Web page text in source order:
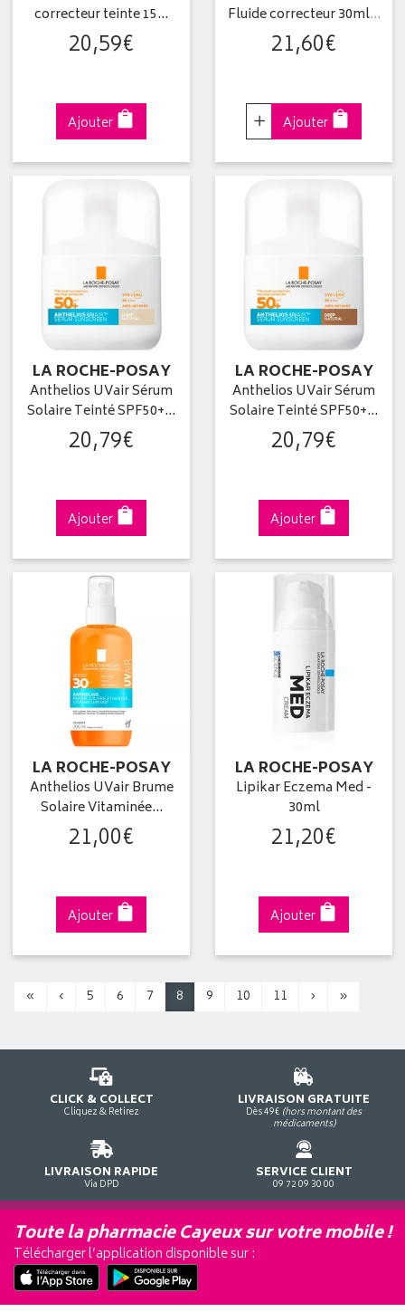
correcteur teinte 15…
20,59€
Ajouter
Fluide correcteur 30ml…
21,60€
Choisir
Ajouter
LA ROCHE-POSAY
Anthelios UVair Sérum
Solaire Teinté SPF50+…
20,79€
Ajouter
LA ROCHE-POSAY
Anthelios UVair Sérum
Solaire Teinté SPF50+…
20,79€
Ajouter
LA ROCHE-POSAY
Anthelios UVair Brume
Solaire Vitaminée…
21,00€
Ajouter
LA ROCHE-POSAY
Lipikar Eczema Med -
30ml
21,20€
Ajouter
« ‹ 5 6 7 8 9 10 11 › »
CLICK & COLLECT
Cliquez & Retirez
LIVRAISON GRATUITE
Dès 49€ (hors montant des
médicaments)
LIVRAISON RAPIDE
Via DPD
SERVICE CLIENT
09 72 09 30 00
Toute la pharmacie Cayeux sur votre mobile !
Télécharger l’application disponible sur :